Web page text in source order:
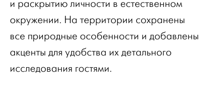
и раскрытию личности в естественном
окружении. На территории сохранены
все природные особенности и добавлены
акценты для удобства их детального
исследования гостями.